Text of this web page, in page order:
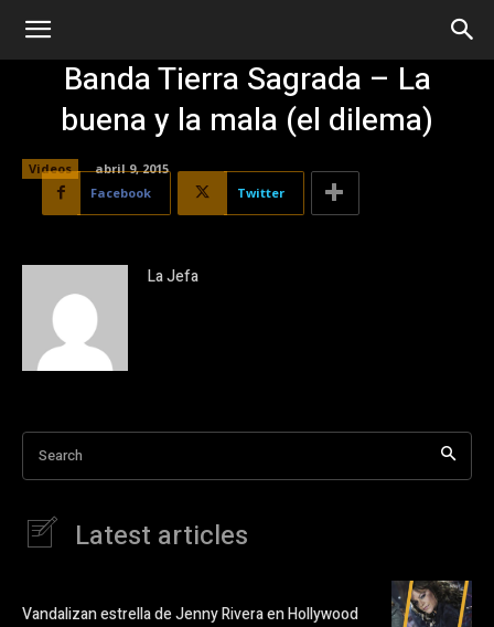
Banda Tierra Sagrada – La
buena y la mala (el dilema)
Videos
abril 9, 2015
Facebook
Twitter
La Jefa
Search
Latest articles
Vandalizan estrella de Jenny Rivera en Hollywood